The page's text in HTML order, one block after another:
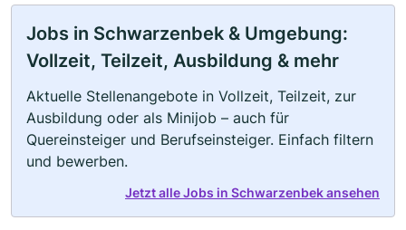
Jobs in Schwarzenbek & Umgebung:
Vollzeit, Teilzeit, Ausbildung & mehr
Aktuelle Stellenangebote in Vollzeit, Teilzeit, zur
Ausbildung oder als Minijob – auch für
Quereinsteiger und Berufseinsteiger. Einfach filtern
und bewerben.
Jetzt alle Jobs in Schwarzenbek ansehen